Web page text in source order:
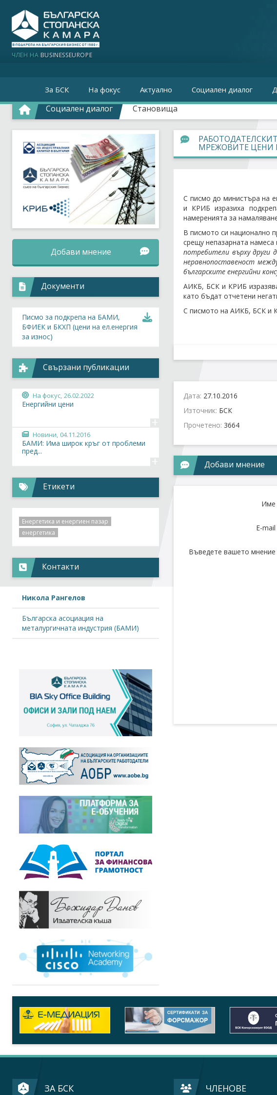
ЧЛЕН НА BUSINESSEUROPE
За БСК На фокус Актуално Социален диалог
Социален диалог Становища
МРЕЖОВИТЕ ЦЕНИ
С писмо до министъра на
и КРИБ изразиха
намеренията за
В писмото си национално
срещу непазарната намеса
потребители върху други
неравнопоставеност
българските енергийни
АИКБ, БСК и КРИБ
като бъдат отчетени
С писмото на АИКБ, БСК и
Дата: 27.10.2016
Източник: БСК
Прочетено: 3664
Добави мнение
Име
E-mail
Въведете вашето мнение
Добави мнение
Документи
Писмо за подкрепа на БАМИ,
БФИЕК и БКХП (цени на ел.енергия
за износ)
Свързани публикации
На фокус, 26.02.2022
Енергийни цени
+
Новини, 04.11.2016
БАМИ: Има широк кръг от проблеми
пред...
+
Етикети
Енергетика и енергиен пазар
енергетика
Контакти
Никола Рангелов
Българска асоциация на
металургичната индустрия (БАМИ)
ЗА БСК ЧЛЕНОВЕ